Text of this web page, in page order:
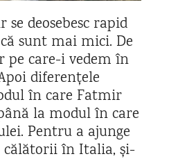
deosebesc rapid
sunt mai mici. De
pe care-i vedem în
diferențele
în care Fatmir
la modul în care
Pentru a ajunge
în Italia, și-